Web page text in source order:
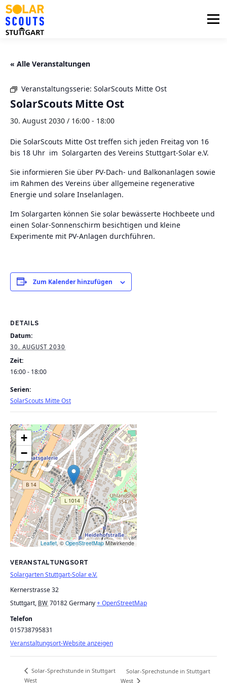
Zum
Inhalt
springen
Menü
« Alle Veranstaltungen
Veranstaltungsserie: SolarScouts Mitte Ost
SolarScouts Mitte Ost
30. August 2030 / 16:00 - 18:00
Die SolarScouts Mitte Ost treffen sich jeden Freitag von 16
bis 18 Uhr im Solargarten des Vereins Stuttgart-Solar e.V.
Sie informieren Sie über PV-Dach- und Balkonanlagen sowie
im Rahmen des Vereins über allgemeine regenerative
Energie und solare Inselanlagen.
Im Solargarten können Sie solar bewässerte Hochbeete und
einen Solar-Sonnenschirm besichtigen und kleine
Experimente mit PV-Anlagen durchführen.
Zum Kalender hinzufügen
DETAILS
Datum:
30. AUGUST 2030
Zeit:
16:00 - 18:00
Serien:
SolarScouts Mitte Ost
VERANSTALTUNGSORT
Solargarten Stuttgart-Solar e.V.
Kernerstrasse 32
Stuttgart, BW 70182Germany+ OpenStreetMap
Telefon
015738795831
Veranstaltungsort-Website anzeigen
+
−
Leaflet, © OpenStreetMap Mitwirkende
Solar-Sprechstunde in Stuttgart
West
Solar-Sprechstunde in Stuttgart
West